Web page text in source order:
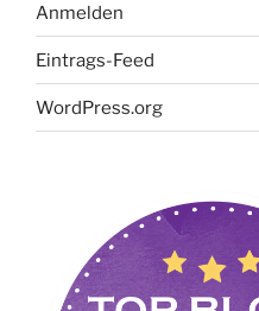
Anmelden
Eintrags-Feed
WordPress.org